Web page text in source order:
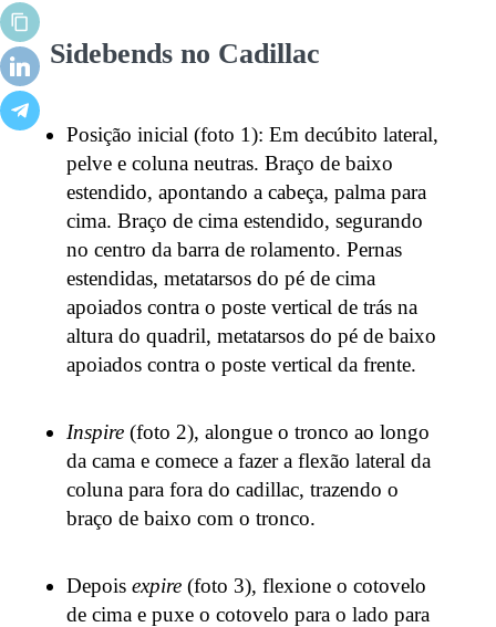
Sidebends no Cadillac
Posição inicial (foto 1): Em decúbito lateral,
pelve e coluna neutras. Braço de baixo
estendido, apontando a cabeça, palma para
cima. Braço de cima estendido, segurando
no centro da barra de rolamento. Pernas
estendidas, metatarsos do pé de cima
apoiados contra o poste vertical de trás na
altura do quadril, metatarsos do pé de baixo
apoiados contra o poste vertical da frente.
Inspire(foto 2), alongue o tronco ao longo
da cama e comece a fazer a flexão lateral da
coluna para fora do cadillac, trazendo o
braço de baixo com o tronco.
Depois expire(foto 3), flexione o cotovelo
de cima e puxe o cotovelo para o lado para